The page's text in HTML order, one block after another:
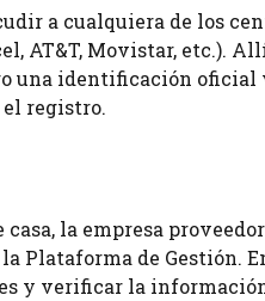
a cualquiera de los
AT&T, Movistar, etc.).
identificación oficial
registro.
la empresa
Plataforma de Gestión.
y verificar la